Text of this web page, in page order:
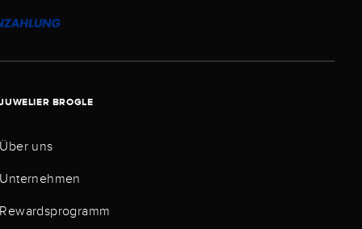
JUWELIER BROGLE
Über uns
Unternehmen
Rewardsprogramm